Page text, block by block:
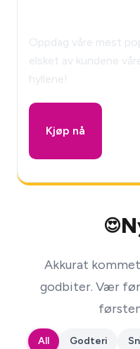
Oppdag våre mest
elsket av kundene
hyllene!
Kjøp nå
😍
Akkurat
godbiter. Vær
All Godteri